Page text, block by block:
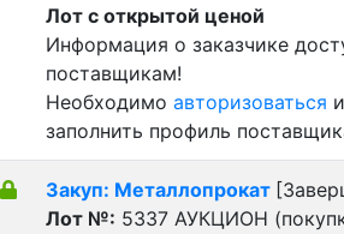
Лот с открытой ценой
Информация о заказчике
поставщикам!
Необходимо авторизоваться
заполнить профиль
Закуп: Металлопрокат
Лот №: 5337 АУКЦИОН